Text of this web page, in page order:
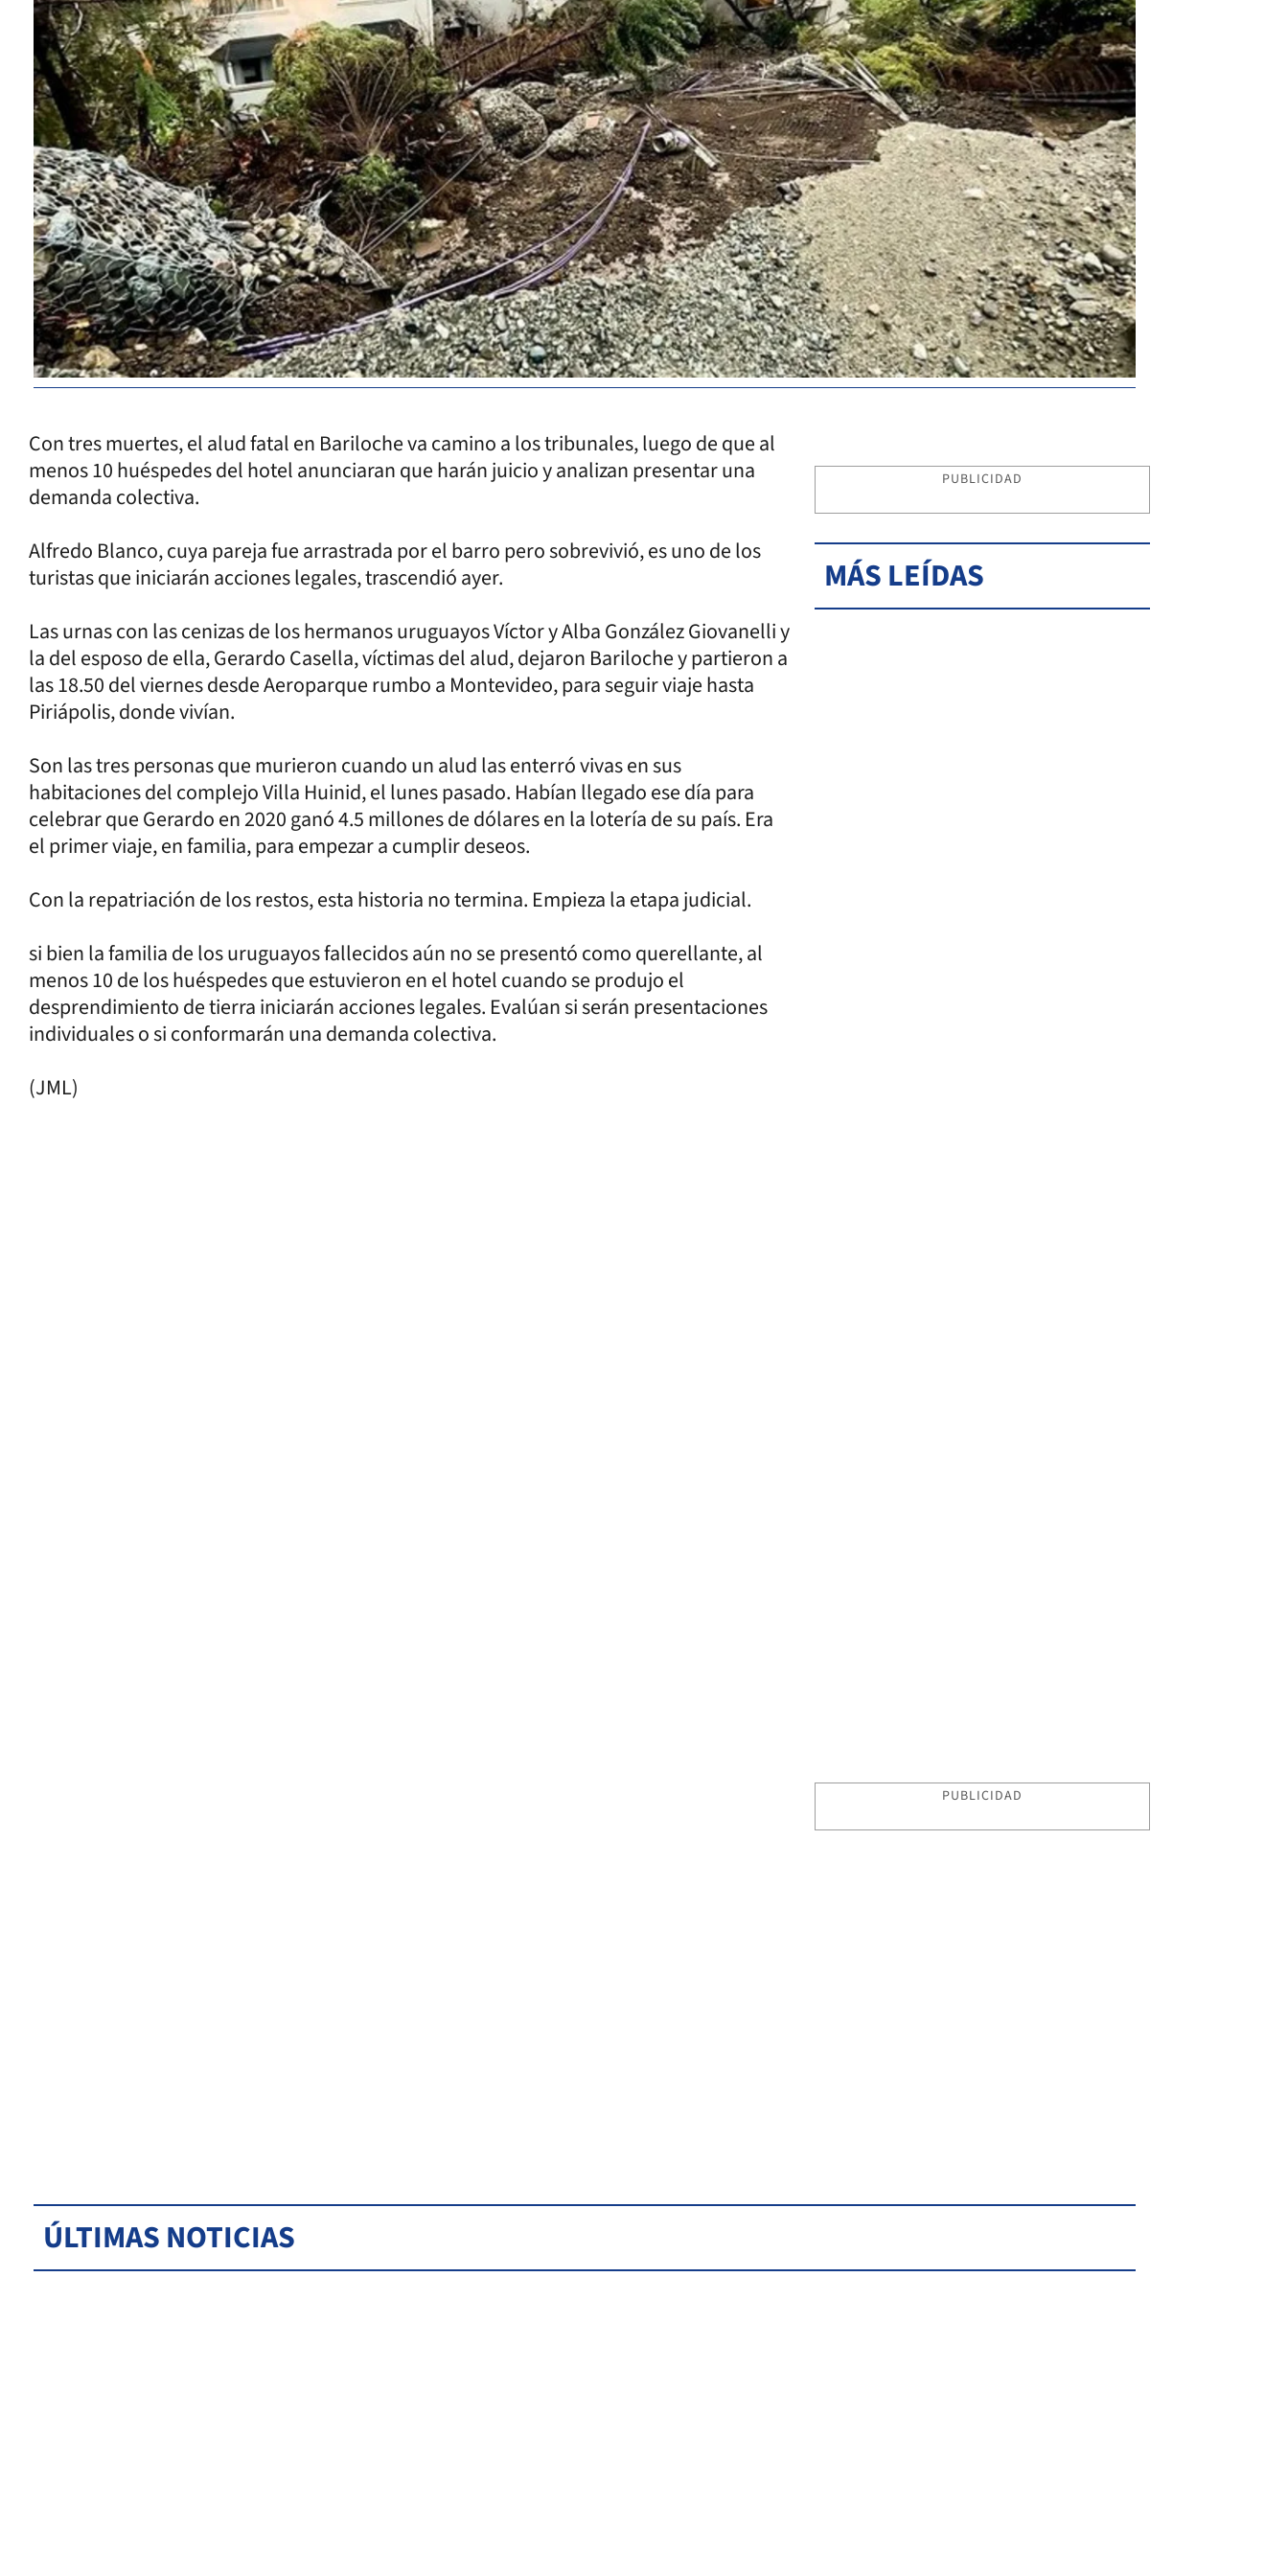
Con tres muertes, el alud fatal en Bariloche va camino a los tribunales, luego de que al
menos 10 huéspedes del hotel anunciaran que harán juicio y analizan presentar una
demanda colectiva.
Alfredo Blanco, cuya pareja fue arrastrada por el barro pero sobrevivió, es uno de los
turistas que iniciarán acciones legales, trascendió ayer.
Las urnas con las cenizas de los hermanos uruguayos Víctor y Alba González Giovanelli y
la del esposo de ella, Gerardo Casella, víctimas del alud, dejaron Bariloche y partieron a
las 18.50 del viernes desde Aeroparque rumbo a Montevideo, para seguir viaje hasta
Piriápolis, donde vivían.
Son las tres personas que murieron cuando un alud las enterró vivas en sus
habitaciones del complejo Villa Huinid, el lunes pasado. Habían llegado ese día para
celebrar que Gerardo en 2020 ganó 4.5 millones de dólares en la lotería de su país. Era
el primer viaje, en familia, para empezar a cumplir deseos.
Con la repatriación de los restos, esta historia no termina. Empieza la etapa judicial.
si bien la familia de los uruguayos fallecidos aún no se presentó como querellante, al
menos 10 de los huéspedes que estuvieron en el hotel cuando se produjo el
desprendimiento de tierra iniciarán acciones legales. Evalúan si serán presentaciones
individuales o si conformarán una demanda colectiva.
(JML)
PUBLICIDAD
MÁS LEÍDAS
PUBLICIDAD
ÚLTIMAS NOTICIAS